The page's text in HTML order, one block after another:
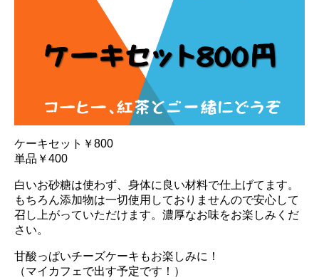
ケーキセット￥800
単品￥400
白いお砂糖は使わず、身体に良い材料で仕上げてます。
もちろん添加物は一切使用しておりませんので安心して
召し上がっていただけます。濃厚なお味をお楽しみくだ
さい。
甘酸っぱいチーズケーキもお楽しみに！
（マイカフェで出す予定です！）